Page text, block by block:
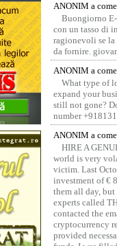
ANONIM a
Buongiorno
con un tasso di
ragionevoli se la
da fornire.
ANONIM a
What type of
expand your
still not gone?
number
ANONIM a
HIRE A
world is very
victim. Last
investment of €
them all day, but
experts called
contacted the
cryptocurrency
provided